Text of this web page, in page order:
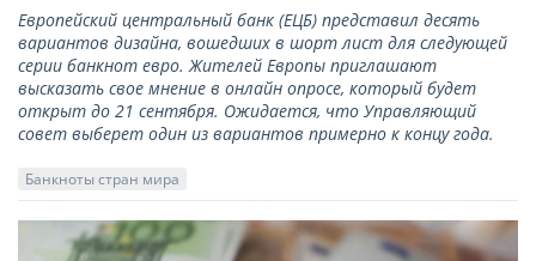
Европейский центральный банк (ЕЦБ) представил десять
вариантов дизайна, вошедших в шорт лист для следующей
серии банкнот евро. Жителей Европы приглашают
высказать свое мнение в онлайн опросе, который будет
открыт до 21 сентября. Ожидается, что Управляющий
совет выберет один из вариантов примерно к концу года.
Банкноты стран мира